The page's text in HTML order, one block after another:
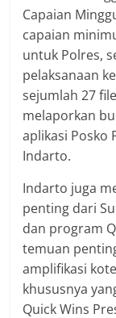
Capaian
capaian
untuk Polres,
pelaksanaan
sejumlah 27
melaporkan
aplikasi Posko
Indarto.
Indarto juga
penting dari
dan program
temuan
amplifikasi
khususnya
Quick Wins